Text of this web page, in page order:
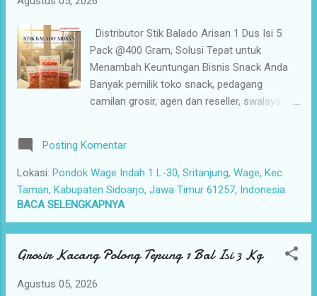
tersedia, kesempatan penjualan bisa hilang
ke toko lain yang mampu menyediakan
produk secara lengkap dan konsisten. Selain
itu, harga beli yang terlalu tinggi juga
membuat keuntungan menjadi lebih kecil.
Padahal, dalam bisnis camilan, selisih harga
terhada...
Distributor Stik Balado Arisan 1 Dus Isi 5
Pack @400 Gram, Solusi Tepat untuk
Menambah Keuntungan Bisnis Snack Anda
Banyak pemilik toko snack, pedagang
camilan grosir, agen dan reseller, swalayan,
menghadapi tantangan yang sama, yaitu sulit
menemukan distributor snack yang benar-
benar terpercaya. Tidak sedikit supplier yang
menawarkan harga murah, tetapi kualitas
produk kurang konsisten, stok sering
kosong, atau proses pengiriman
membutuhkan waktu yang lama. Kondisi
perkembangan usaha. Saat pelanggan
Posting Komentar
Lokasi: Pondok Wage Indah 1 L-30, Sritanjung, Wage, Kec.
Taman, Kabupaten Sidoarjo, Jawa Timur 61257, Indonesia
BACA SELENGKAPNYA
Grosir Kacang Polong Tepung 1 Bal Isi 3 Kg
Agustus 05, 2026